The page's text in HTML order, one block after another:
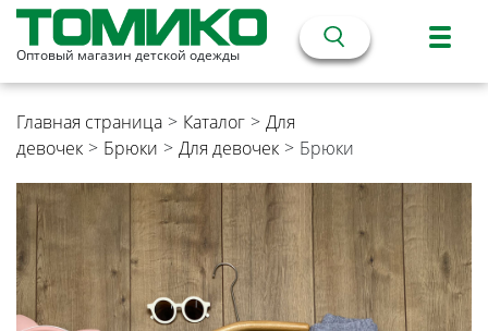
Оптовый магазин детской одежды
Главная страница > Каталог > Для
девочек > Брюки > Для девочек > Брюки